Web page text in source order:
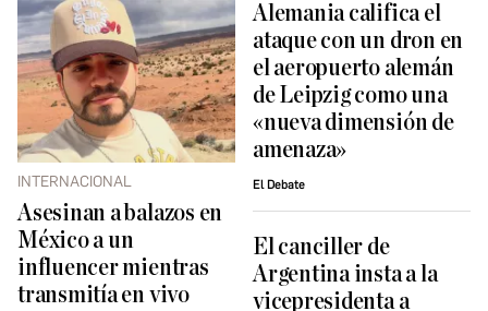
INTERNACIONAL
Asesinan a balazos en
México a un
influencer mientras
transmitía en vivo
Alemania califica el
ataque con un dron en
el aeropuerto alemán
de Leipzig como una
«nueva dimensión de
amenaza»
El Debate
El canciller de
Argentina insta a la
vicepresidenta a